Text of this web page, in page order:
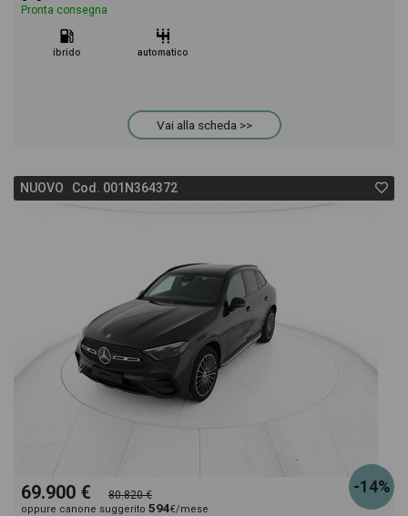
Pronta consegna
ibrido automatico
Vai alla scheda >>
NUOVO Cod. 001N364372
-14%
69.900 € 80.820 €
oppure canone suggerito 594€/mese